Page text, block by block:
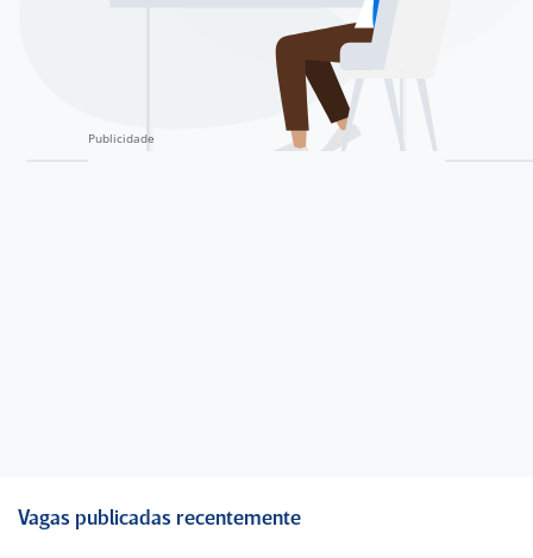
Vagas publicadas recentemente